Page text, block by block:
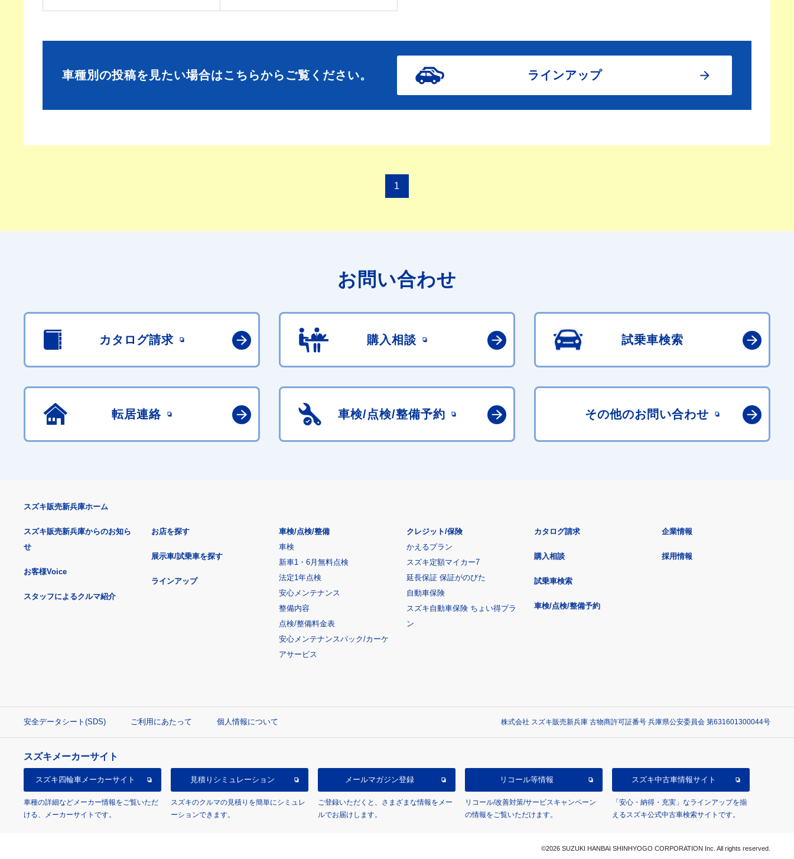
車種別の投稿を見たい場合はこちらからご覧ください。 ラインアップ
1
お問い合わせ
カタログ請求 購入相談 試乗車検索
転居連絡 車検/点検/整備予約 その他のお問い合わせ
スズキ販売新兵庫ホーム
スズキ販売新兵庫からのお知ら
せ
お客様Voice
スタッフによるクルマ紹介
お店を探す
展示車/試乗車を探す
ラインアップ
車検/点検/整備
車検
新車1・6月無料点検
法定1年点検
安心メンテナンス
整備内容
点検/整備料金表
安心メンテナンスパック/カーケ
アサービス
クレジット/保険
かえるプラン
スズキ定額マイカー7
延長保証 保証がのびた
自動車保険
スズキ自動車保険 ちょい得プラ
ン
カタログ請求
購入相談
試乗車検索
車検/点検/整備予約
企業情報
採用情報
安全データシート(SDS) ご利用にあたって 個人情報について 株式会社 スズキ販売新兵庫 古物商許可証番号 兵庫県公安委員会 第631601300044号
スズキメーカーサイト
スズキ四輪車メーカーサイト
車種の詳細などメーカー情報をご覧いただ
ける、メーカーサイトです。
見積り シミュレーション
スズキのクルマの見積りを簡単にシミュレ
ーションできます。
メールマガジン登録
ご登録いただくと、さまざまな情報をメー
ルでお届けします。
リコール等情報
リコール/改善対策/サービスキャンペーン
の情報をご覧いただけます。
スズキ中古車情報サイト
「安心・納得・充実」なラインアップを揃
えるスズキ公式中古車検索サイトです。
©2026 SUZUKI HANBAI SHINHYOGO CORPORATION Inc. All rights reserved.